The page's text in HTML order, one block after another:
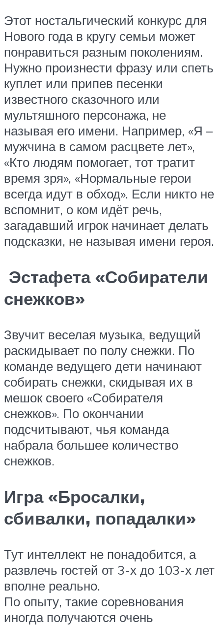
Этот ностальгический конкурс для
Нового года в кругу семьи может
понравиться разным поколениям.
Нужно произнести фразу или спеть
куплет или припев песенки
известного сказочного или
мультяшного персонажа, не
называя его имени. Например, «Я –
мужчина в самом расцвете лет»,
«Кто людям помогает, тот тратит
время зря», «Нормальные герои
всегда идут в обход». Если никто не
вспомнит, о ком идёт речь,
загадавший игрок начинает делать
подсказки, не называя имени героя.
Эстафета «Собиратели
снежков»
Звучит веселая музыка, ведущий
раскидывает по полу снежки. По
команде ведущего дети начинают
собирать снежки, скидывая их в
мешок своего «Собирателя
снежков». По окончании
подсчитывают, чья команда
набрала большее количество
снежков.
Игра «Бросалки,
сбивалки, попадалки»
Тут интеллект не понадобится, а
развлечь гостей от 3-х до 103-х лет
вполне реально.
По опыту, такие соревнования
иногда получаются очень